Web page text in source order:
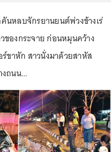
นหลบจักรยานยนต์พ่วงข้างเร่
ของกระจาย ก่อนหมุนคว้าง
ขาหัก สาวนั่งมาด้วยสาหัส
ถนน...